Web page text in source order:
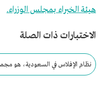
هيئة الخبراء بمجلس الوزراء.
الاختبارات ذات الصلة
نظام الإفلاس في السعودية، هو مجموع